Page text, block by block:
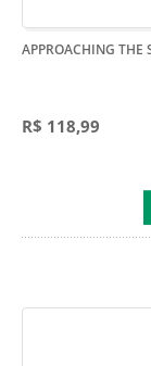
APPROACHING THE
R$ 118,99